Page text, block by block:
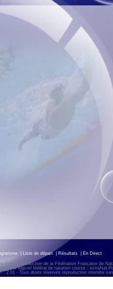
Liste de départ Résultats En Direct
est une production de la Fédération Française de
le logiciel fédéral de natation course : extraNat-
: 2.01 - Tous droits réservés reproduction interdite